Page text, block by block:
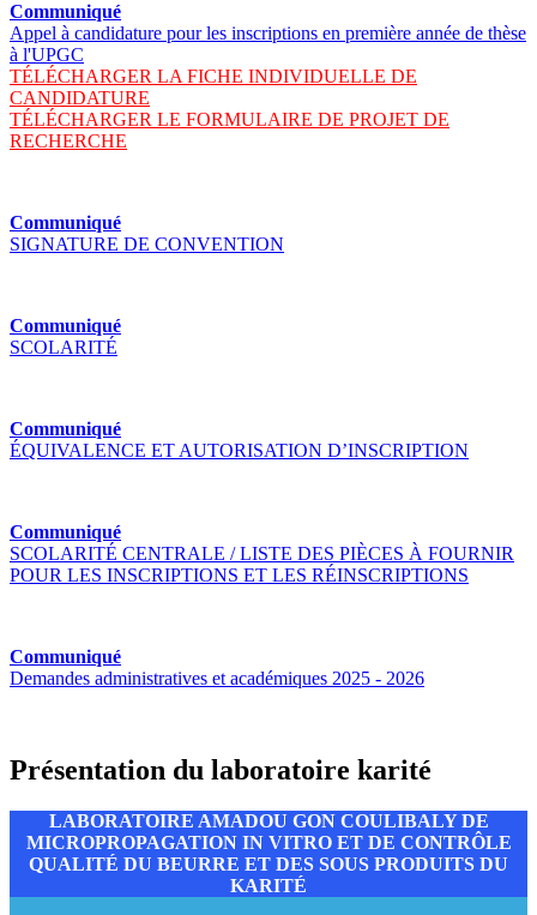
Communiqué
Appel à candidature pour les inscriptions en première année de thèse
à l'UPGC
TÉLÉCHARGER LA FICHE INDIVIDUELLE DE
CANDIDATURE
TÉLÉCHARGER LE FORMULAIRE DE PROJET DE
RECHERCHE
Communiqué
SIGNATURE DE CONVENTION
Communiqué
SCOLARITÉ
Communiqué
ÉQUIVALENCE ET AUTORISATION D’INSCRIPTION
Communiqué
SCOLARITÉ CENTRALE / LISTE DES PIÈCES À FOURNIR
POUR LES INSCRIPTIONS ET LES RÉINSCRIPTIONS
Communiqué
Demandes administratives et académiques 2025 - 2026
Présentation du laboratoire karité
LABORATOIRE AMADOU GON COULIBALY DE
MICROPROPAGATION IN VITRO ET DE CONTRÔLE
QUALITÉ DU BEURRE ET DES SOUS PRODUITS DU
KARITÉ